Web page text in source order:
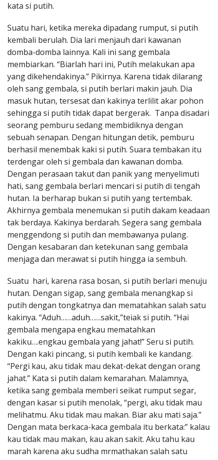
kata si putih.
Suatu hari, ketika mereka dipadang rumput, si putih
kembali berulah. Dia lari menjauh dari kawanan
domba-domba lainnya. Kali ini sang gembala
membiarkan. “Biarlah hari ini, Putih melakukan apa
yang dikehendakinya.” Pikirnya. Karena tidak dilarang
oleh sang gembala, si putih berlari makin jauh. Dia
masuk hutan, tersesat dan kakinya terlilit akar pohon
sehingga si putih tidak dapat bergerak. Tanpa disadari
seorang pemburu sedang membidiknya dengan
sebuah senapan. Dengan hitungan detik, pemburu
berhasil menembak kaki si putih. Suara tembakan itu
terdengar oleh si gembala dan kawanan domba.
Dengan perasaan takut dan panik yang menyelimuti
hati, sang gembala berlari mencari si putih di tengah
hutan. Ia berharap bukan si putih yang tertembak.
Akhirnya gembala menemukan si putih dakam keadaan
tak berdaya. Kakinya berdarah. Segera sang gembala
menggendong si putih dan membawanya pulang.
Dengan kesabaran dan ketekunan sang gembala
menjaga dan merawat si putih hingga ia sembuh.
Suatu hari, karena rasa bosan, si putih berlari menuju
hutan. Dengan sigap, sang gembala menangkap si
putih dengan tongkatnya dan mematahkan salah satu
kakinya. “Aduh……aduh……sakit,”teiak si putih. “Hai
gembala mengapa engkau mematahkan
kakiku….engkau gembala yang jahat!” Seru si putih.
Dengan kaki pincang, si putih kembali ke kandang.
“Pergi kau, aku tidak mau dekat-dekat dengan orang
jahat.” Kata si putih dalam kemarahan. Malamnya,
ketika sang gembala memberi seikat rumput segar,
dengan kasar si putih menolak, “pergi, aku tidak mau
melihatmu. Aku tidak mau makan. Biar aku mati saja.”
Dengan mata berkaca-kaca gembala itu berkata:” kalau
kau tidak mau makan, kau akan sakit. Aku tahu kau
marah karena aku sudha mrmathakan salah satu